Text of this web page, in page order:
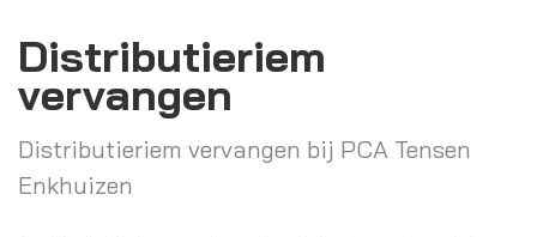
Distributieriem
vervangen
Distributieriem vervangen bij PCA Tensen
Enkhuizen